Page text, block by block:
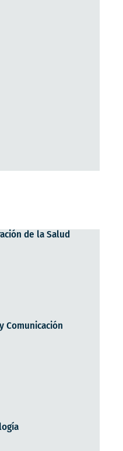
de la Salud
Comunicación